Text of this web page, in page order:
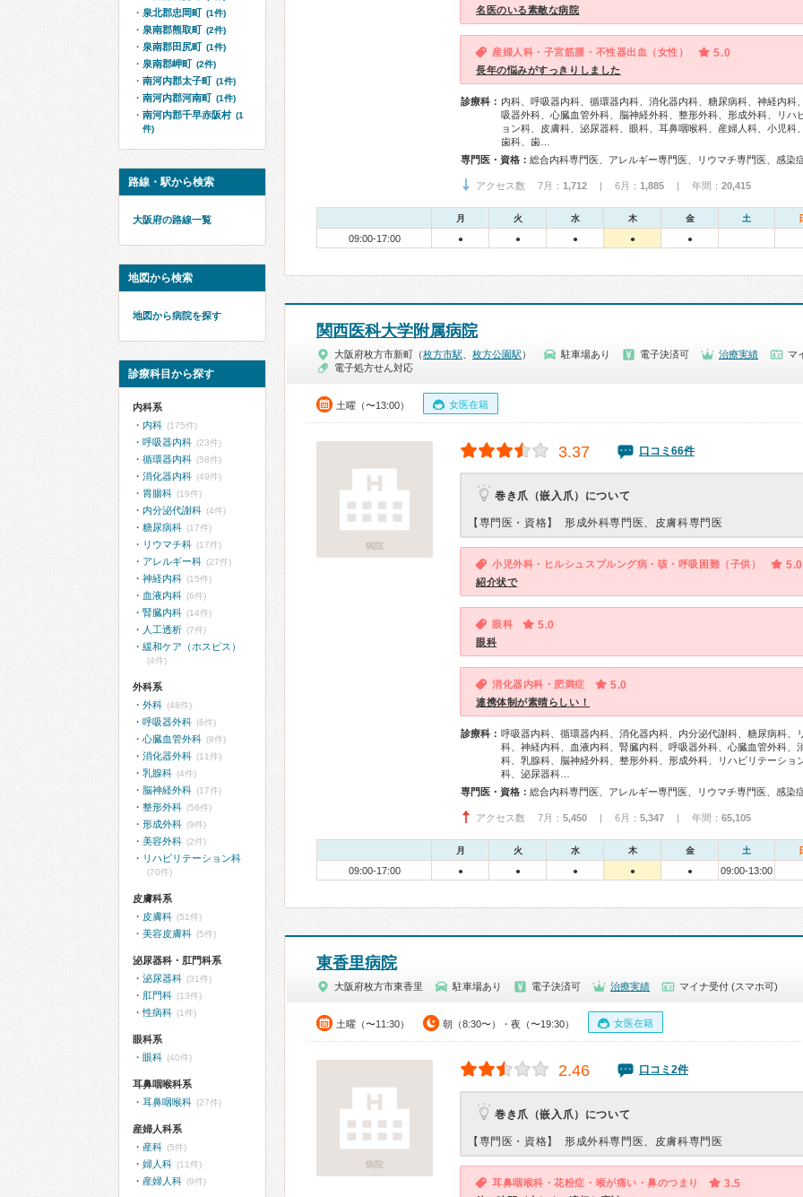
名医のいる素敵な病院
産婦人科・子宮筋腫・不性器出血（女性） 5.0
長年の悩みがすっきりしました
診療科： 内科、呼吸器内科、循環器内科、消化器内科、糖尿病科、神経内科
吸器外科、心臓血管外科、脳神経外科、整形外科、形成外科、リハ
ョン科、皮膚科、泌尿器科、眼科、耳鼻咽喉科、産婦人科、小児科
歯科、歯…
専門医・資格：
アクセス数 7月： 1,712 | 6月： 1,885 | 年間： 20,415
月 火 水 木 金 土
09:00-17:00 ● ● ● ● ●
関西医科大学附属病院
大阪府枚方市新町（枚方市駅 枚方公園駅 ） 駐車場あり 電子決済可 治療実績
マ
電子処方せん対応
土曜（〜13:00） 女医在籍
病院
3.37 口コミ66件
巻き爪（嵌入爪）について
【専門医・資格】 形成外科専門医、皮膚科専門医
小児外科・ヒルシュスプルング病・咳・呼吸困難（子供） 5.0
紹介状で
眼科 5.0
眼科
消化器内科・肥満症 5.0
連携体制が素晴らしい！
診療科： 呼吸器内科、循環器内科、消化器内科、内分泌代謝科、糖尿病科、
科、神経内科、血液内科、腎臓内科、呼吸器外科、心臓血管外科、
科、乳腺科、脳神経外科、整形外科、形成外科、リハビリテーショ
科、泌尿器科…
専門医・資格：
アクセス数 7月： 5,450 | 6月： 5,347 | 年間： 65,105
月 火 水 木 金 土
09:00-17:00 ● ● ● ● ● 09:00-13:00
東香里病院
大阪府枚方市東香里 駐車場あり 電子決済可 治療実績 マイナ受付 (スマホ可)
土曜（〜11:30） 朝（8:30〜）・夜（〜19:30） 女医在籍
病院
2.46 口コミ2件
巻き爪（嵌入爪）について
【専門医・資格】 形成外科専門医、皮膚科専門医
耳鼻咽喉科・花粉症・喉が痛い・鼻のつまり 3.5
泉北郡忠岡町 (1件)
泉南郡熊取町 (2件)
泉南郡田尻町 (1件)
泉南郡岬町 (2件)
南河内郡太子町 (1件)
南河内郡河南町 (1件)
南河内郡千早赤阪村 (1
件)
路線・駅から検索
大阪府の路線一覧
地図から検索
地図から病院を探す
診療科目から探す
内科系
内科 (175件)
呼吸器内科 (23件)
循環器内科 (58件)
消化器内科 (49件)
胃腸科 (19件)
内分泌代謝科 (4件)
糖尿病科 (17件)
リウマチ科 (17件)
アレルギー科 (27件)
神経内科 (15件)
血液内科 (6件)
腎臓内科 (14件)
人工透析 (7件)
緩和ケア（ホスピス）
(4件)
外科系
外科 (48件)
呼吸器外科 (6件)
心臓血管外科 (8件)
消化器外科 (11件)
乳腺科 (4件)
脳神経外科 (17件)
整形外科 (56件)
形成外科 (9件)
美容外科 (2件)
リハビリテーション科
(70件)
皮膚科系
皮膚科 (51件)
美容皮膚科 (5件)
泌尿器科・肛門科系
泌尿器科 (31件)
肛門科 (13件)
性病科 (1件)
眼科系
眼科 (40件)
耳鼻咽喉科系
耳鼻咽喉科 (27件)
産婦人科系
産科 (5件)
婦人科 (11件)
産婦人科 (9件)